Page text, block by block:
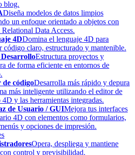
blog.
Diseña modelos de datos limpios
un enfoque orientado a objetos con
Data Access.
4DDomina el lenguaje 4D para
código claro, estructurado y mantenible.
Estructura proyectos y
de forma eficiente en entornos de
códigoDesarrolla más rápido y depura
más inteligente utilizando el editor de
y las herramientas integradas.
de Usuario / GUIMejora tus interfaces
4D con elementos como formularios,
y opciones de impresión.
Opera, despliega y mantiene
control y previsibilidad.